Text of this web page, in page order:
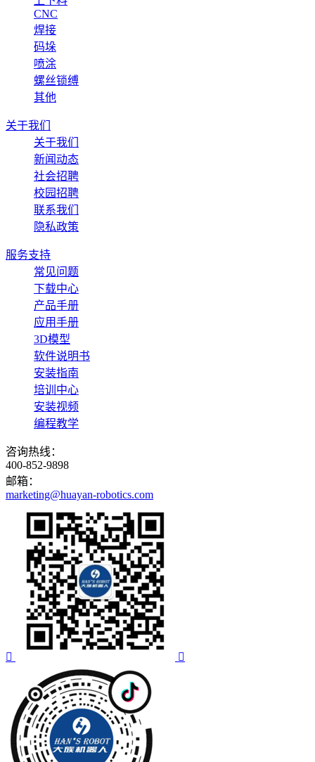
CNC
焊接
码垛
喷涂
螺丝锁缚
其他
关于我们
关于我们
新闻动态
社会招聘
校园招聘
联系我们
隐私政策
服务支持
常见问题
下载中心
产品手册
应用手册
3D模型
软件说明书
安装指南
培训中心
安装视频
编程教学
咨询热线：
400-852-9898
邮箱：
marketing@huayan-robotics.com